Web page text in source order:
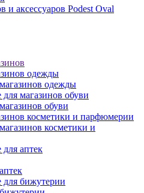
аксессуаров Podest Oval
одежды
одежды
магазинов обуви
обуви
косметики и парфюмерии
косметики и
для аптек
для бижутерии